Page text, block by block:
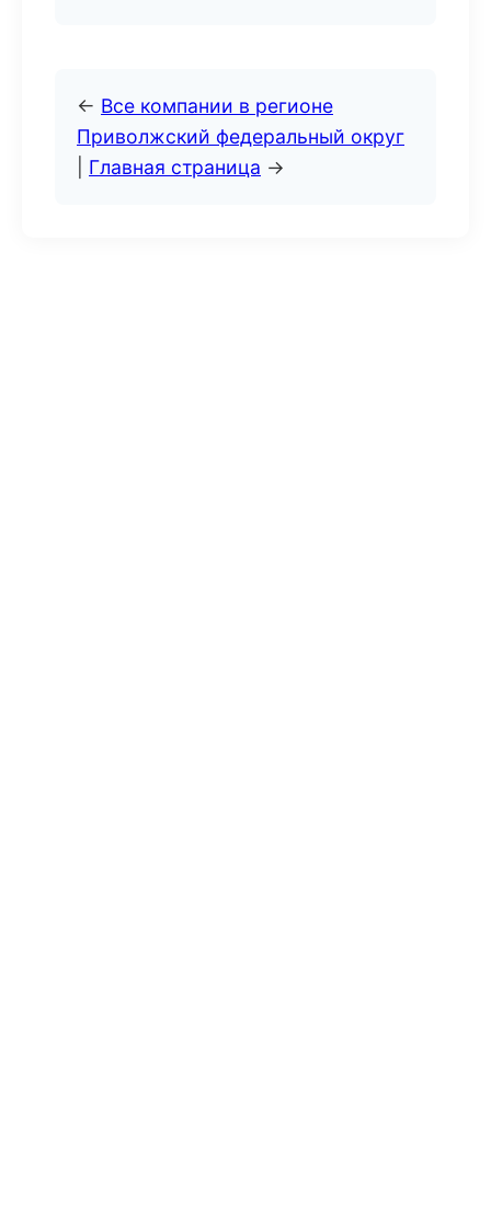
← Все компании в регионе
Приволжский федеральный округ
Главная страница →